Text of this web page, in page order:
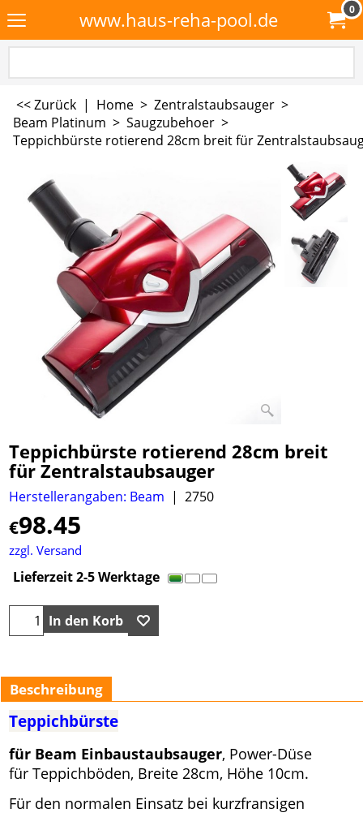
www.haus-reha-pool.de 0
<< Zurück | Home > Zentralstaubsauger >
Beam Platinum > Saugzubehoer >
Teppichbürste rotierend 28cm breit für
Teppichbürste rotierend 28cm breit
für Zentralstaubsauger
Herstellerangaben: Beam 2750
€98.45
zzgl. Versand
Lieferzeit 2-5 Werktage
In den Korb
Beschreibung
Teppichbürste
für Beam Einbaustaubsauger, Power-Düse
für Teppichböden, Breite 28cm, Höhe 10cm.
Für den normalen Einsatz bei kurzfransigen